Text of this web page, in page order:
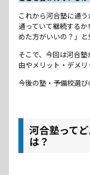
プライバシーポリシー
サイトマップ
これから河合塾に通
通っていて継続する
めた方がいいの？」と
そこで、今回は河合
由やメリット・デメリ
今後の塾・予備校選び
河合塾って
は？